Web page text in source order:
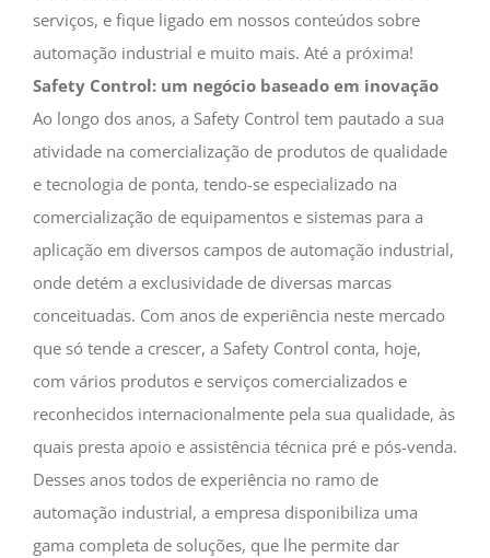
serviços, e fique ligado em nossos conteúdos sobre
automação industrial e muito mais. Até a próxima!
Safety Control: um negócio baseado em inovação
Ao longo dos anos, a Safety Control tem pautado a sua
atividade na comercialização de produtos de qualidade
e tecnologia de ponta, tendo-se especializado na
comercialização de equipamentos e sistemas para a
aplicação em diversos campos de automação industrial,
onde detém a exclusividade de diversas marcas
conceituadas. Com anos de experiência neste mercado
que só tende a crescer, a Safety Control conta, hoje,
com vários produtos e serviços comercializados e
reconhecidos internacionalmente pela sua qualidade, às
quais presta apoio e assistência técnica pré e pós-venda.
Desses anos todos de experiência no ramo de
automação industrial, a empresa disponibiliza uma
gama completa de soluções, que lhe permite dar